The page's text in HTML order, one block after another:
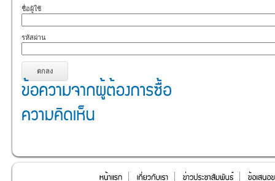
ชื่อผู้ใช้
รหัสผ่าน